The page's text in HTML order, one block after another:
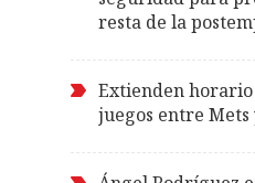
resta de la
Extienden
juegos entre Mets